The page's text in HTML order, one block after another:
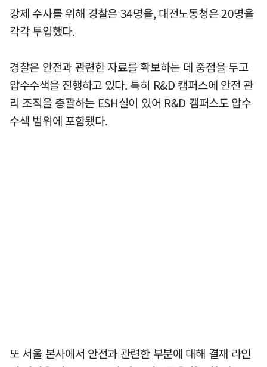
강제 수사를 위해 경찰은 34명을, 대전노동청은 20명을
각각 투입했다.
경찰은 안전과 관련한 자료를 확보하는 데 중점을 두고
압수수색을 진행하고 있다. 특히 R&D 캠퍼스에 안전 관
리 조직을 총괄하는 ESH실이 있어 R&D 캠퍼스도 압수
수색 범위에 포함됐다.
또 서울 본사에서 안전과 관련한 부분에 대해 결재 라인